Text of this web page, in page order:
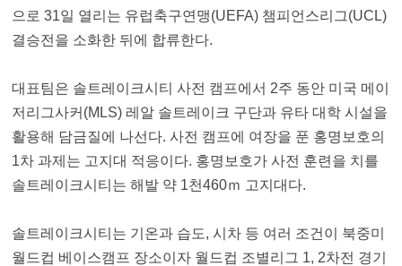
으로 31일 열리는 유럽축구연맹(UEFA) 챔피언스리그(UCL)
결승전을 소화한 뒤에 합류한다.
대표팀은 솔트레이크시티 사전 캠프에서 2주 동안 미국 메이
저리그사커(MLS) 레알 솔트레이크 구단과 유타 대학 시설을
활용해 담금질에 나선다. 사전 캠프에 여장을 푼 홍명보호의
1차 과제는 고지대 적응이다. 홍명보호가 사전 훈련을 치를
솔트레이크시티는 해발 약 1천460ｍ 고지대다.
솔트레이크시티는 기온과 습도, 시차 등 여러 조건이 북중미
월드컵 베이스캠프 장소이자 월드컵 조별리그 1, 2차전 경기